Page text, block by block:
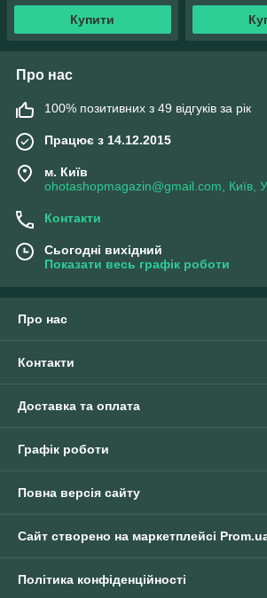
Купити
Про нас
100% позитивних з 49 відгуків за рік
Працює з 14.12.2015
м. Київ
ohotashopmagazin@gmail.com, Київ,
Контакти
Сьогодні вихідний
Показати весь графік роботи
Про нас
Контакти
Доставка та оплата
Графік роботи
Повна версія сайту
Сайт створено на маркетплейсі
Політика конфіденційності